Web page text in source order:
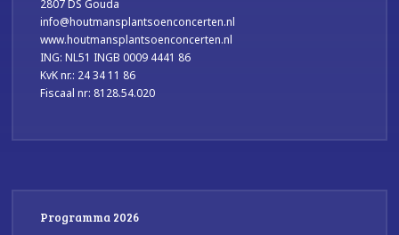
2807 DS Gouda
info@houtmansplantsoenconcerten.nl
www.houtmansplantsoenconcerten.nl
ING: NL51 INGB 0009 4441 86
KvK nr.: 24 34 11 86
Fiscaal nr: 8128.54.020
Programma 2026